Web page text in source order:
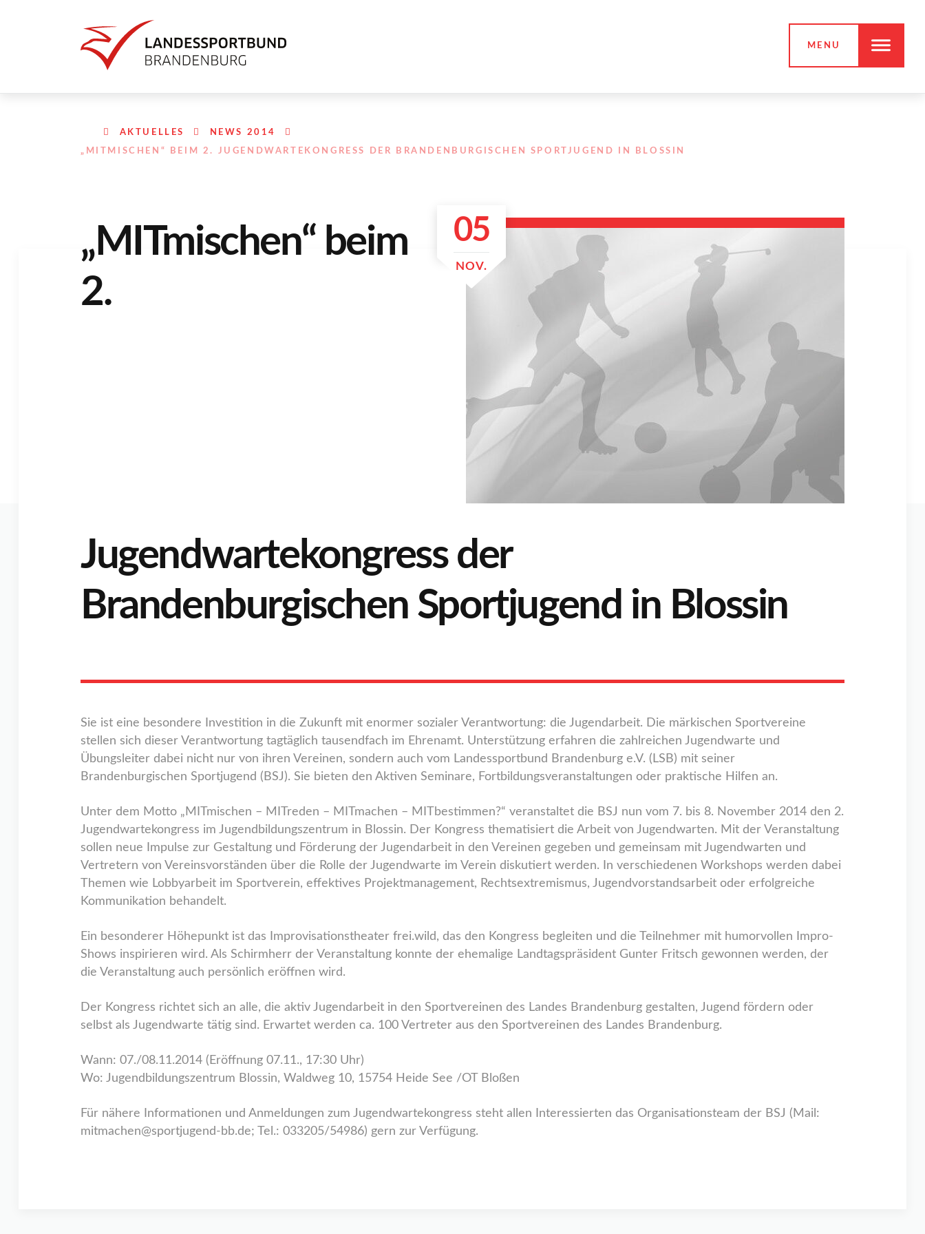
MENU
AKTUELLES NEWS 2014
„MITMISCHEN“ BEIM 2. JUGENDWARTEKONGRESS DER BRANDENBURGISCHEN SPORTJUGEND IN BLOSSIN
05
NOV.
„MITmischen“ beim
2.
Jugendwartekongress der
Brandenburgischen Sportjugend in Blossin
Sie ist eine besondere Investition in die Zukunft mit enormer sozialer Verantwortung: die Jugendarbeit. Die märkischen Sportvereine
stellen sich dieser Verantwortung tagtäglich tausendfach im Ehrenamt. Unterstützung erfahren die zahlreichen Jugendwarte und
Übungsleiter dabei nicht nur von ihren Vereinen, sondern auch vom Landessportbund Brandenburg e.V. (LSB) mit seiner
Brandenburgischen Sportjugend (BSJ). Sie bieten den Aktiven Seminare, Fortbildungsveranstaltungen oder praktische Hilfen an.
Unter dem Motto „MITmischen – MITreden – MITmachen – MITbestimmen?“ veranstaltet die BSJ nun vom 7. bis 8. November 2014 den 2.
Jugendwartekongress im Jugendbildungszentrum in Blossin. Der Kongress thematisiert die Arbeit von Jugendwarten. Mit der Veranstaltung
sollen neue Impulse zur Gestaltung und Förderung der Jugendarbeit in den Vereinen gegeben und gemeinsam mit Jugendwarten und
Vertretern von Vereinsvorständen über die Rolle der Jugendwarte im Verein diskutiert werden. In verschiedenen Workshops werden dabei
Themen wie Lobbyarbeit im Sportverein, effektives Projektmanagement, Rechtsextremismus, Jugendvorstandsarbeit oder erfolgreiche
Kommunikation behandelt.
Ein besonderer Höhepunkt ist das Improvisationstheater frei.wild, das den Kongress begleiten und die Teilnehmer mit humorvollen Impro-
Shows inspirieren wird. Als Schirmherr der Veranstaltung konnte der ehemalige Landtagspräsident Gunter Fritsch gewonnen werden, der
die Veranstaltung auch persönlich eröffnen wird.
Der Kongress richtet sich an alle, die aktiv Jugendarbeit in den Sportvereinen des Landes Brandenburg gestalten, Jugend fördern oder
selbst als Jugendwarte tätig sind. Erwartet werden ca. 100 Vertreter aus den Sportvereinen des Landes Brandenburg.
Wann: 07./08.11.2014 (Eröffnung 07.11., 17:30 Uhr)
Wo: Jugendbildungszentrum Blossin, Waldweg 10, 15754 Heide See /OT Bloßen
Für nähere Informationen und Anmeldungen zum Jugendwartekongress steht allen Interessierten das Organisationsteam der BSJ (Mail:
mitmachen@sportjugend-bb.de; Tel.: 033205/54986) gern zur Verfügung.